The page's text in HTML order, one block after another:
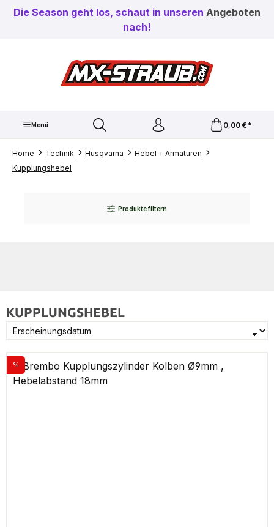
Zum Hauptinhalt springen
Die Season geht los, schaut in unseren Angeboten
nach!
Menü 0,00 €*
Home Technik Husqvarna
Hebel + Armaturen
Kupplungshebel
Produkte filtern
KUPPLUNGSHEBEL
Rabatt
%